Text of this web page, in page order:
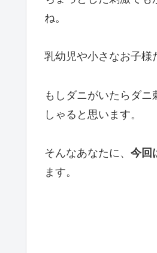
ね。
乳幼児や小さなお子様
もしダニがいたらダ
しゃると思います。
そんなあなたに、 今回
ます。